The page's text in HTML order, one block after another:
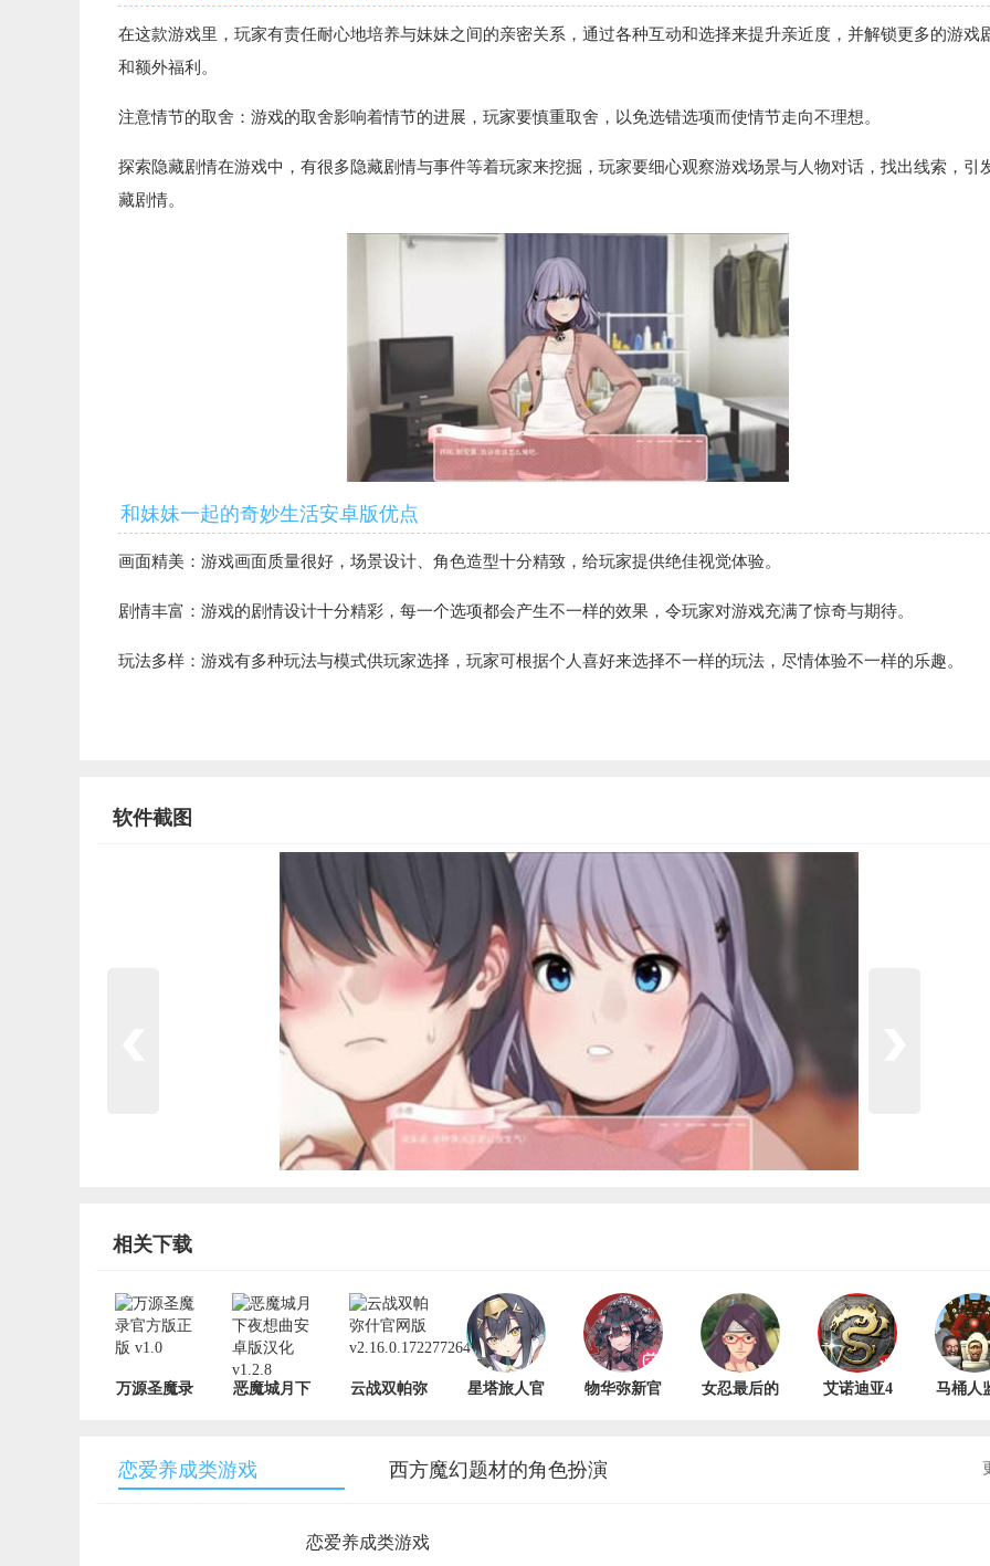
在这款游戏里，玩家有责任耐心地培养与妹妹之间的亲密关系，通过各种互动和选择来提升亲近度，并解锁更多的游戏
和额外福利。
注意情节的取舍：游戏的取舍影响着情节的进展，玩家要慎重取舍，以免选错选项而使情节走向不理想。
探索隐藏剧情在游戏中，有很多隐藏剧情与事件等着玩家来挖掘，玩家要细心观察游戏场景与人物对话，找出线索，引
藏剧情。
和妹妹一起的奇妙生活安卓版优点
画面精美：游戏画面质量很好，场景设计、角色造型十分精致，给玩家提供绝佳视觉体验。
剧情丰富：游戏的剧情设计十分精彩，每一个选项都会产生不一样的效果，令玩家对游戏充满了惊奇与期待。
玩法多样：游戏有多种玩法与模式供玩家选择，玩家可根据个人喜好来选择不一样的玩法，尽情体验不一样的乐趣。
软件截图
相关下载
万源圣魔录
恶魔城月下
云战双帕弥
星塔旅人官
物华弥新官
女忍最后的
艾诺迪亚4
马桶人
恋爱养成类游戏
西方魔幻题材的角色扮演
恋爱养成类游戏